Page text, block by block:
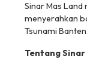
Sinar Mas Land
menyerahkan
Tsunami
Tentang Sinar